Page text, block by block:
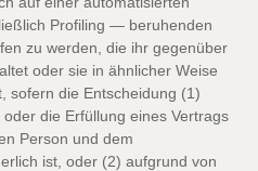
Profiling — beruhenden
zu werden, die ihr gegenüber
oder sie in ähnlicher Weise
sofern die Entscheidung (1)
die Erfüllung eines Vertrags
Person und dem
ist, oder (2) aufgrund von